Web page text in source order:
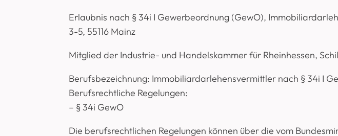
Erlaubnis nach § 34i I Gewerbeordnung (GewO),
3-5, 55116 Mainz
Mitglied der Industrie- und Handelskammer für Rheinhessen,
Berufsbezeichnung: Immobiliardarlehensvermittler nach § 34i I
Berufsrechtliche Regelungen:
– § 34i GewO
Die berufsrechtlichen Regelungen können über die vom